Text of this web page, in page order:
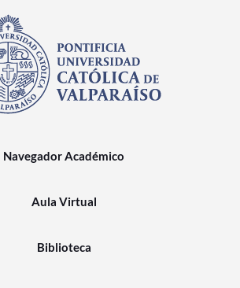
Navegador Académico
Aula Virtual
Biblioteca